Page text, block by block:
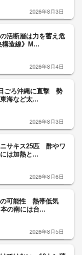
2026年8月3日
活断層は力を蓄え危
構造線》M...
2026年8月4日
ごろ沖縄に直撃 勢
海など太...
2026年8月3日
ニサキス25匹 酢やワ
は加熱と...
2026年8月6日
の可能性 熱帯低気
の南には台...
2026年8月5日